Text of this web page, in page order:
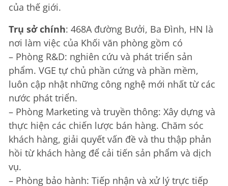
của thế giới.
Trụ sở chính: 468A đường Bưởi, Ba Đình, HN là
nơi làm việc của Khối văn phòng gồm có
– Phòng R&D: nghiên cứu và phát triển sản
phẩm. VGE tự chủ phần cứng và phần mềm,
luôn cập nhật những công nghệ mới nhất từ các
nước phát triển.
– Phòng Marketing và truyền thông: Xây dựng và
thực hiện các chiến lược bán hàng. Chăm sóc
khách hàng, giải quyết vấn đề và thu thập phản
hồi từ khách hàng để cải tiến sản phẩm và dịch
vụ.
– Phòng bảo hành: Tiếp nhận và xử lý trực tiếp